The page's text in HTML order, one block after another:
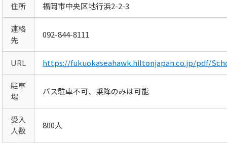
住所 福岡市中央区地行浜2-2-3
連絡
先
092-844-8111
URL https://fukuokaseahawk.hiltonjapan.co.jp/pdf/
駐車
場
バス駐車不可、乗降のみは可能
受入
人数
800人